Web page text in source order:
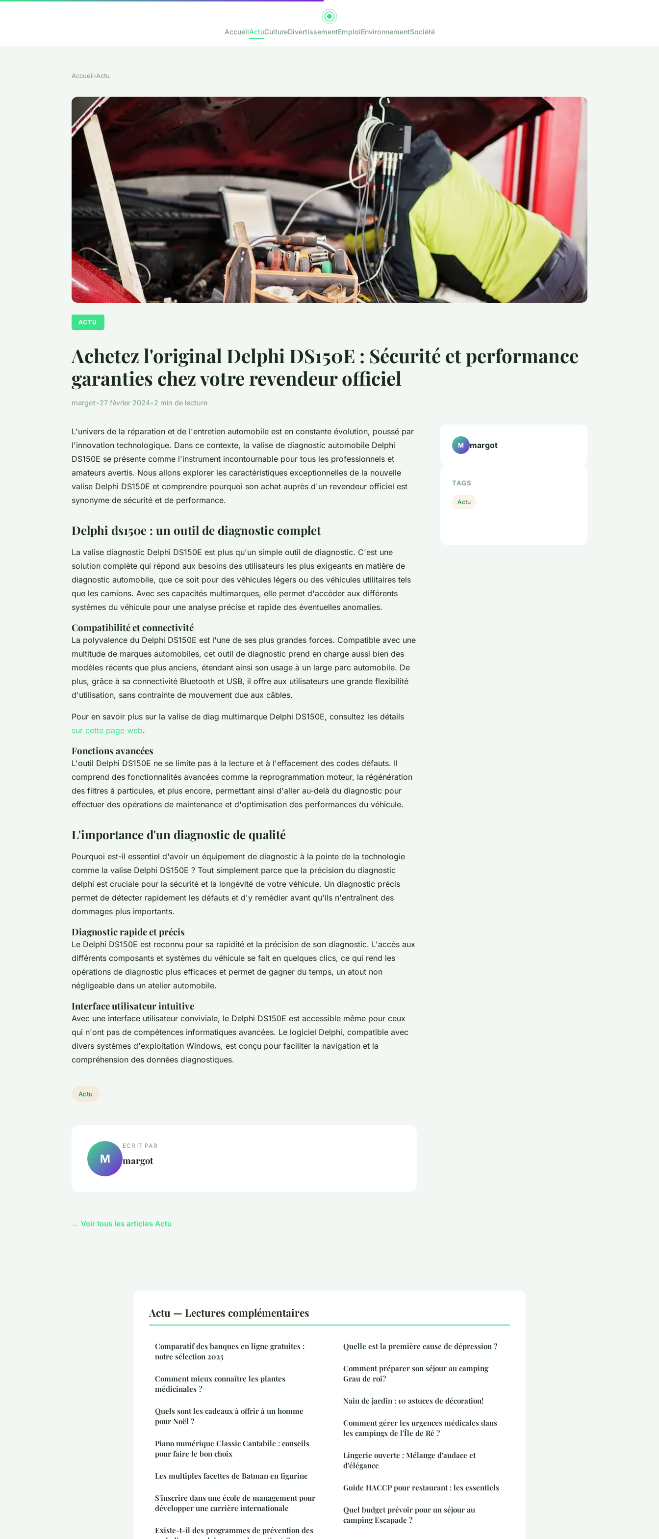
AccueilActuCultureDivertissementEmploiEnvironnementSociété
Accueil›Actu
ACTU
Achetez l'original Delphi DS150E : Sécurité et performance
garanties chez votre revendeur officiel
margot•27 février 2024•2 min de lecture
L'univers de la réparation et de l'entretien automobile est en constante évolution, poussé par
l'innovation technologique. Dans ce contexte, la valise de diagnostic automobile Delphi
DS150E se présente comme l'instrument incontournable pour tous les professionnels et
amateurs avertis. Nous allons explorer les caractéristiques exceptionnelles de la nouvelle
valise Delphi DS150E et comprendre pourquoi son achat auprès d'un revendeur officiel est
synonyme de sécurité et de performance.
Delphi ds150e : un outil de diagnostic complet
La valise diagnostic Delphi DS150E est plus qu'un simple outil de diagnostic. C'est une
solution complète qui répond aux besoins des utilisateurs les plus exigeants en matière de
diagnostic automobile, que ce soit pour des véhicules légers ou des véhicules utilitaires tels
que les camions. Avec ses capacités multimarques, elle permet d'accéder aux différents
systèmes du véhicule pour une analyse précise et rapide des éventuelles anomalies.
Compatibilité et connectivité
La polyvalence du Delphi DS150E est l'une de ses plus grandes forces. Compatible avec une
multitude de marques automobiles, cet outil de diagnostic prend en charge aussi bien des
modèles récents que plus anciens, étendant ainsi son usage à un large parc automobile. De
plus, grâce à sa connectivité Bluetooth et USB, il offre aux utilisateurs une grande flexibilité
d'utilisation, sans contrainte de mouvement due aux câbles.
Pour en savoir plus sur la valise de diag multimarque Delphi DS150E, consultez les détails
sur cette page web.
Fonctions avancées
L'outil Delphi DS150E ne se limite pas à la lecture et à l'effacement des codes défauts. Il
comprend des fonctionnalités avancées comme la reprogrammation moteur, la régénération
des filtres à particules, et plus encore, permettant ainsi d'aller au-delà du diagnostic pour
effectuer des opérations de maintenance et d'optimisation des performances du véhicule.
L'importance d'un diagnostic de qualité
Pourquoi est-il essentiel d'avoir un équipement de diagnostic à la pointe de la technologie
comme la valise Delphi DS150E ? Tout simplement parce que la précision du diagnostic
delphi est cruciale pour la sécurité et la longévité de votre véhicule. Un diagnostic précis
permet de détecter rapidement les défauts et d'y remédier avant qu'ils n'entraînent des
dommages plus importants.
Diagnostic rapide et précis
Le Delphi DS150E est reconnu pour sa rapidité et la précision de son diagnostic. L'accès aux
différents composants et systèmes du véhicule se fait en quelques clics, ce qui rend les
opérations de diagnostic plus efficaces et permet de gagner du temps, un atout non
négligeable dans un atelier automobile.
Interface utilisateur intuitive
Avec une interface utilisateur conviviale, le Delphi DS150E est accessible même pour ceux
qui n'ont pas de compétences informatiques avancées. Le logiciel Delphi, compatible avec
divers systèmes d'exploitation Windows, est conçu pour faciliter la navigation et la
compréhension des données diagnostiques.
Actu
M
ECRIT PAR
margot
← Voir tous les articles Actu
M margot
TAGS
Actu
Actu — Lectures complémentaires
Comparatif des banques en ligne gratuites :
notre sélection 2025
Comment mieux connaître les plantes
médicinales ?
Quels sont les cadeaux à offrir à un homme
pour Noël ?
Piano numérique Classic Cantabile : conseils
pour faire le bon choix
Les multiples facettes de Batman en figurine
S'inscrire dans une école de management pour
développer une carrière internationale
Existe-t-il des programmes de prévention des
Quelle est la première cause de dépression ?
Comment préparer son séjour au camping
Grau de roi?
Nain de jardin : 10 astuces de décoration!
Comment gérer les urgences médicales dans
les campings de l'Île de Ré ?
Lingerie ouverte : Mélange d'audace et
d'élégance
Guide HACCP pour restaurant : les essentiels
Quel budget prévoir pour un séjour au
camping Escapade ?